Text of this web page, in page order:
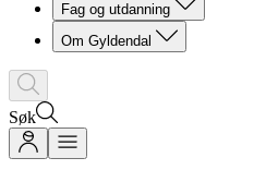
Fag og utdanning
Om Gyldendal
Søk